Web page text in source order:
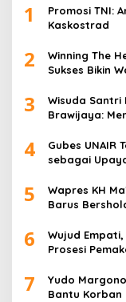
1
Promosi TNI:
Kaskostrad
2
Winning The
Sukses Bikin
3
Wisuda Santri
Brawijaya:
4
Gubes
sebagai
5
Wapres KH
Barus
6
Wujud
Prosesi
7
Yudo
Bantu Korban